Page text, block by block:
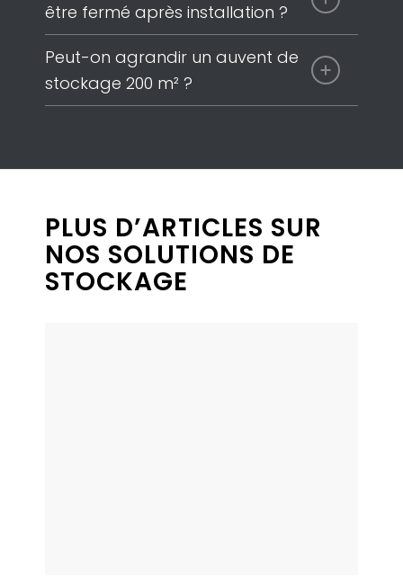
être fermé après installation ?
Peut-on agrandir un auvent de
stockage 200 m² ?
PLUS D’ARTICLES SUR
NOS SOLUTIONS DE
STOCKAGE